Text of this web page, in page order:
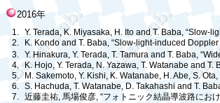
2016年
1.
Y. Terada, K. Miyasaka, H. Ito and T. Baba,
2.
K. Kondo and T. Baba, “Slow-light-induced
3.
Y. Hinakura, Y. Terada, T. Tamura and T. Baba,
4.
K. Hojo, Y. Terada, N. Yazawa, T. Watanabe and
5.
M. Sakemoto, Y. Kishi, K. Watanabe, H. Abe, S.
6.
S. Hachuda, T. Watanabe, D. Takahashi andT.
7.
近藤圭祐,馬場俊彦, “フォトニック結晶導波路にお